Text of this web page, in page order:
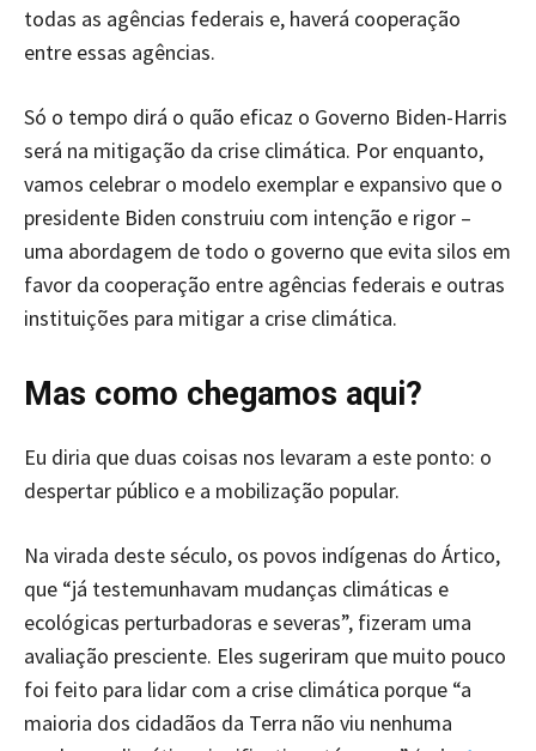
todas as agências federais e, haverá cooperação
entre essas agências.
Só o tempo dirá o quão eficaz o Governo Biden-Harris
será na mitigação da crise climática. Por enquanto,
vamos celebrar o modelo exemplar e expansivo que o
presidente Biden construiu com intenção e rigor –
uma abordagem de todo o governo que evita silos em
favor da cooperação entre agências federais e outras
instituições para mitigar a crise climática.
Mas como chegamos aqui?
Eu diria que duas coisas nos levaram a este ponto: o
despertar público e a mobilização popular.
Na virada deste século, os povos indígenas do Ártico,
que “já testemunhavam mudanças climáticas e
ecológicas perturbadoras e severas”, fizeram uma
avaliação presciente. Eles sugeriram que muito pouco
foi feito para lidar com a crise climática porque “a
maioria dos cidadãos da Terra não viu nenhuma